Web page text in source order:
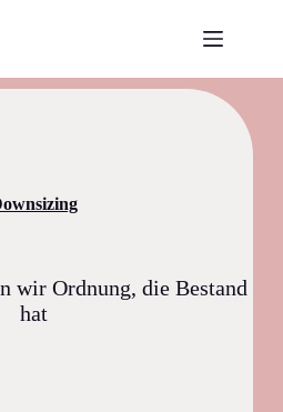
wir Ordnung, die Bestand
hat